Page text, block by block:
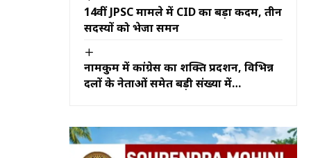
14वीं JPSC मामले में CID का बड़ा कदम, तीन
सदस्यों को भेजा समन
नामकुम में कांग्रेस का शक्ति प्रदर्शन, विभिन्न
दलों के नेताओं समेत बड़ी संख्या में